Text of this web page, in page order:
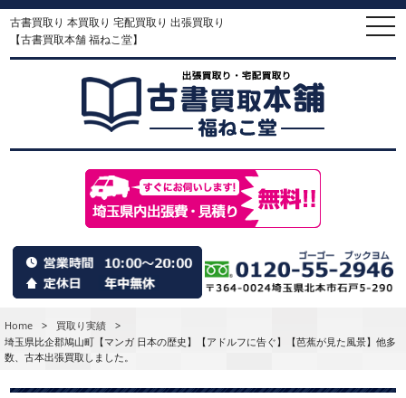
古書買取り 本買取り 宅配買取り 出張買取り
【古書買取本舗 福ねこ堂】
Home > 買取り実績
>
埼玉県比企郡鳩山町【マンガ 日本の歴史】【アドルフに告ぐ】【芭蕉が見た風景】他多
数、古本出張買取しました。